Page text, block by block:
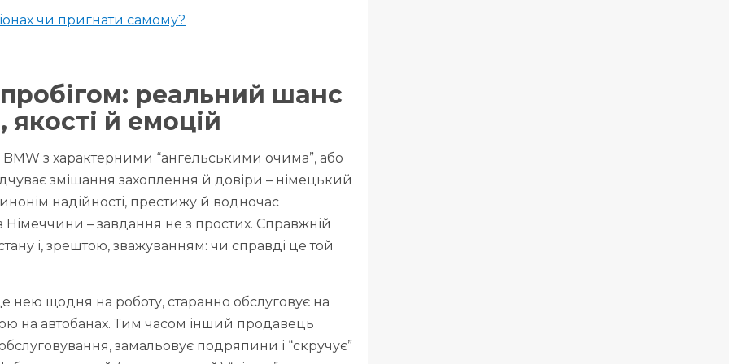
чи пригнати самому?
пробігом: реальний шанс
й емоцій
з характерними “ангельськими очима”, або
змішання захоплення й довіри – німецький
надійності, престижу й водночас
Німеччини – завдання не з простих. Справжній
і, зрештою, зважуванням: чи справді це той
нею щодня на роботу, старанно обслуговує на
на автобанах. Тим часом інший продавець
замальовує подряпини і “скручує”